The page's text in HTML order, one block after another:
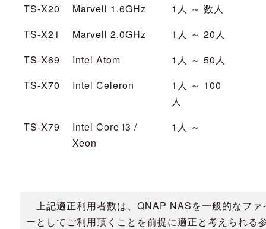
TS-X20
Marvell 1.6GHz
1人 ～ 数人
TS-X21
Marvell 2.0GHz
1人 ～ 20人
TS-X69
Intel Atom
1人 ～ 50人
TS-X70
Intel Celeron
1人 ～ 100
人
TS-X79
Intel Core i3 /
Xeon
1人 ～
上記適正利用者数は、QNAP NASを一般的なファ
ーとしてご利用頂くことを前提に適正と考えられる